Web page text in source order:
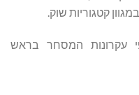
קטגוריות שוק.
המסחר בראש